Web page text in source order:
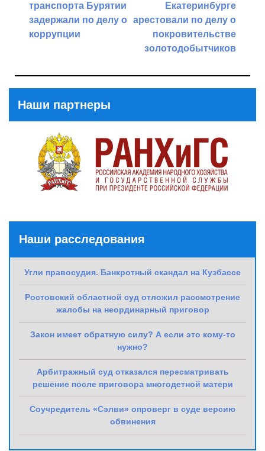
записям
транспорта Бурятии
задержали по делу о
коррупции
Екатеринбурге
арестовали по делу о
покровительстве
золотодобытчиков
Наши партнеры
Наши расследования
Угли правосудия. Банкротный скандал на Кузбассе
Ростовский областной суд отложил рассмотрение
жалобы на неординарный приговор
Закон имеет обратную силу? А если это кому-то
нужно?
Арбитражный суд отказался пересматривать
решение после приговора многодетной матери
Соучредитель «Сэлви» опроверг в суде версию
обвинения